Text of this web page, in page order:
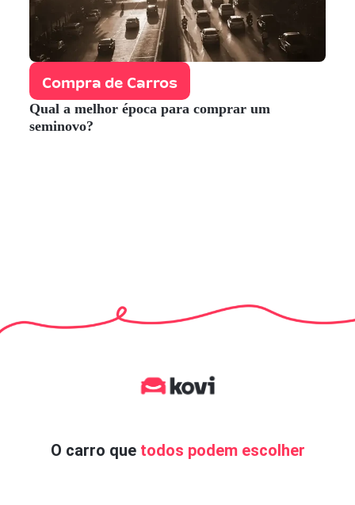
Compra de Carros
Qual a melhor época para comprar um
seminovo?
O carro que todos podem escolher